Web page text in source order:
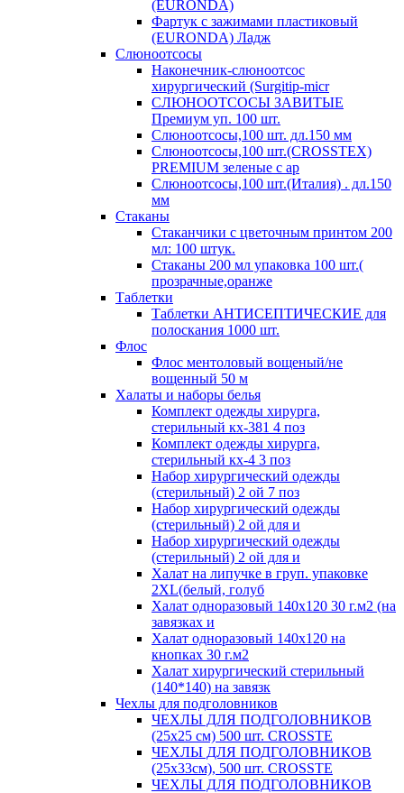
(EURONDA)
Фартук с зажимами пластиковый
(EURONDA) Ладж
Слюноотсосы
Наконечник-слюноотсос
хирургический (Surgitip-micr
СЛЮНООТСОСЫ ЗАВИТЫЕ
Премиум уп. 100 шт.
Слюноотсосы,100 шт. дл.150 мм
Слюноотсосы,100 шт.(CROSSTEX)
PREMIUM зеленые с ар
Слюноотсосы,100 шт.(Италия) . дл.150
мм
Стаканы
Стаканчики с цветочным принтом 200
мл: 100 штук.
Стаканы 200 мл упаковка 100 шт.(
прозрачные,оранже
Таблетки
Таблетки АНТИСЕПТИЧЕСКИЕ для
полоскания 1000 шт.
Флос
Флос ментоловый вощеный/не
вощенный 50 м
Халаты и наборы белья
Комплект одежды хирурга,
стерильный кх-381 4 поз
Комплект одежды хирурга,
стерильный кх-4 3 поз
Набор хирургический одежды
(стерильный) 2 ой 7 поз
Набор хирургический одежды
(стерильный) 2 ой для и
Набор хирургический одежды
(стерильный) 2 ой для и
Халат на липучке в груп. упаковке
2XL(белый, голуб
Халат одноразовый 140х120 30 г.м2 (на
завязках и
Халат одноразовый 140х120 на
кнопках 30 г.м2
Халат хирургический стерильный
(140*140) на завязк
Чехлы для подголовников
ЧЕХЛЫ ДЛЯ ПОДГОЛОВНИКОВ
(25х25 см) 500 шт. CROSSTE
ЧЕХЛЫ ДЛЯ ПОДГОЛОВНИКОВ
(25х33см), 500 шт. CROSSTE
ЧЕХЛЫ ДЛЯ ПОДГОЛОВНИКОВ